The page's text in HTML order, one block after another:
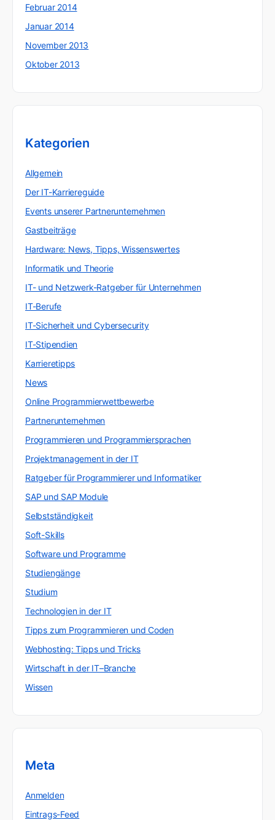
Februar 2014
Januar 2014
November 2013
Oktober 2013
Kategorien
Allgemein
Der IT-Karriereguide
Events unserer Partnerunternehmen
Gastbeiträge
Hardware: News, Tipps, Wissenswertes
Informatik und Theorie
IT- und Netzwerk-Ratgeber für Unternehmen
IT-Berufe
IT-Sicherheit und Cybersecurity
IT-Stipendien
Karrieretipps
News
Online Programmierwettbewerbe
Partnerunternehmen
Programmieren und Programmiersprachen
Projektmanagement in der IT
Ratgeber für Programmierer und Informatiker
SAP und SAP Module
Selbstständigkeit
Soft-Skills
Software und Programme
Studiengänge
Studium
Technologien in der IT
Tipps zum Programmieren und Coden
Webhosting: Tipps und Tricks
Wirtschaft in der IT–Branche
Wissen
Meta
Anmelden
Eintrags-Feed